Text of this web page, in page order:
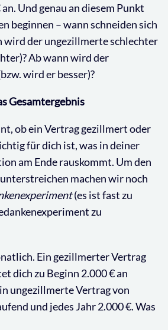
Und genau an diesem Punkt
beginnen – wann schneiden sich
wird der ungezillmerte schlechter
Ab wann wird der
wird er besser)?
Gesamtergebnis
ob ein Vertrag gezillmert oder
für dich ist, was in deiner
am Ende rauskommt. Um den
machen wir noch
(es ist fast zu
zu
Ein gezillmerter Vertrag
dich zu Beginn 2.000 € an
ungezillmerte Vertrag von
und jedes Jahr 2.000 €. Was